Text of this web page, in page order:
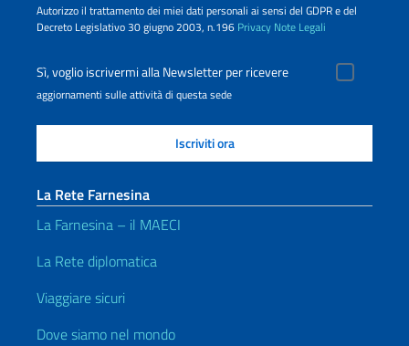
Autorizzo il trattamento dei miei dati personali ai sensi del GDPR e del
Decreto Legislativo 30 giugno 2003, n.196 Privacy Note Legali
Sì, voglio iscrivermi alla Newsletter per ricevere
aggiornamenti sulle attività di questa sede
La Rete Farnesina
La Farnesina – il MAECI
La Rete diplomatica
Viaggiare sicuri
Dove siamo nel mondo